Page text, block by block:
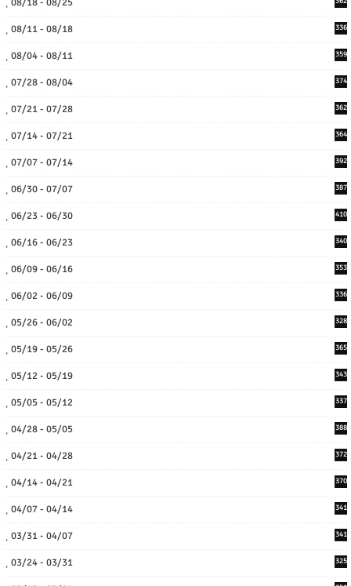
08/18 - 08/25
08/11 - 08/18 336
08/04 - 08/11 359
07/28 - 08/04 374
07/21 - 07/28 362
07/14 - 07/21 364
07/07 - 07/14 392
06/30 - 07/07 387
06/23 - 06/30 410
06/16 - 06/23 340
06/09 - 06/16 353
06/02 - 06/09 336
05/26 - 06/02 328
05/19 - 05/26 365
05/12 - 05/19 343
05/05 - 05/12 337
04/28 - 05/05 388
04/21 - 04/28 372
04/14 - 04/21 370
04/07 - 04/14 341
03/31 - 04/07 341
03/24 - 03/31 325